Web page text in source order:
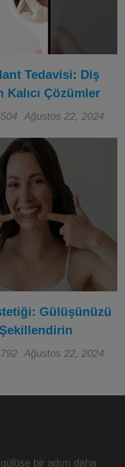
Tedavisi: Diş
Kalıcı Çözümler
Ağustos 22, 2024
Gülüşünüzü
Ağustos 22, 2024
bir adım daha